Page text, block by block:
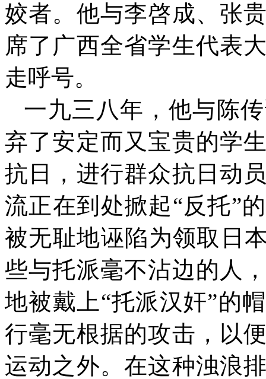
姣者。他与李啓成、张
席了广西全省学生代表
走呼号。
一九三八年，他与陈
弃了安定而又宝贵的学
抗日，进行群众抗日动
流正在到处掀起“反托”
被无耻地诬陷为领取日
些与托派毫不沾边的人
地被戴上“托派汉奸”的
行毫无根据的攻击，以
运动之外。在这种浊浪